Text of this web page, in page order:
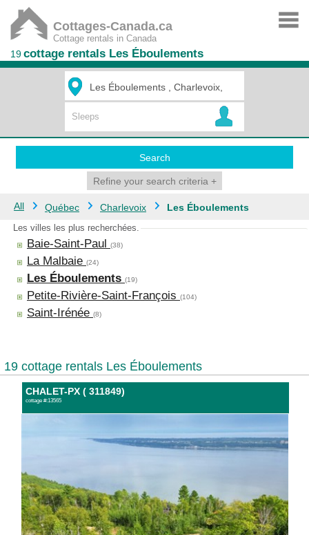
Cottages-Canada.ca
Cottage rentals in Canada
19cottage rentals Les Éboulements
Search
Refine your search criteria +
All Québec Charlevoix Les Éboulements
Les villes les plus recherchées.
Baie-Saint-Paul (38)
La Malbaie (24)
Les Éboulements (19)
Petite-Rivière-Saint-François (104)
Saint-Irénée (8)
19 cottage rentals Les Éboulements
CHALET-PX ( 311849)
cottage #:13565